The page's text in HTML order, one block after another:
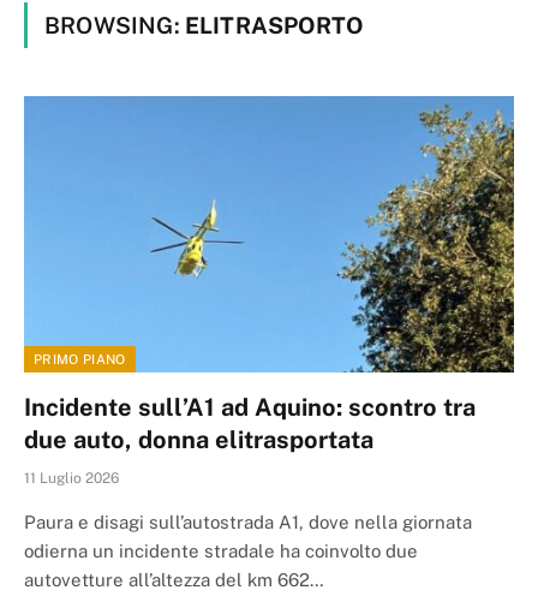
BROWSING: ELITRASPORTO
PRIMO PIANO
Incidente sull’A1 ad Aquino: scontro tra
due auto, donna elitrasportata
11 Luglio 2026
Paura e disagi sull’autostrada A1, dove nella giornata
odierna un incidente stradale ha coinvolto due
autovetture all’altezza del km 662…